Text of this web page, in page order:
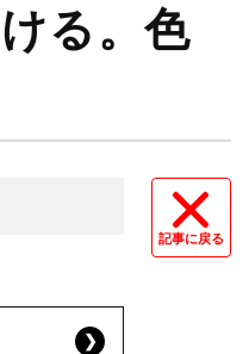
る。色
記事に戻る